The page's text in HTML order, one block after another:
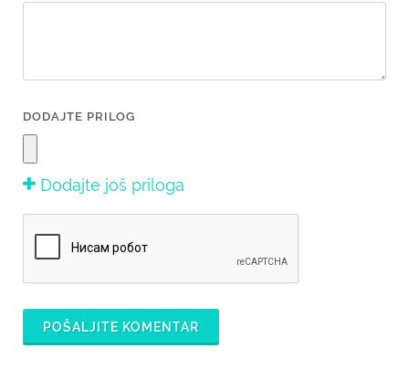
DODAJTE PRILOG
Dodajte još priloga
POŠALJITE KOMENTAR